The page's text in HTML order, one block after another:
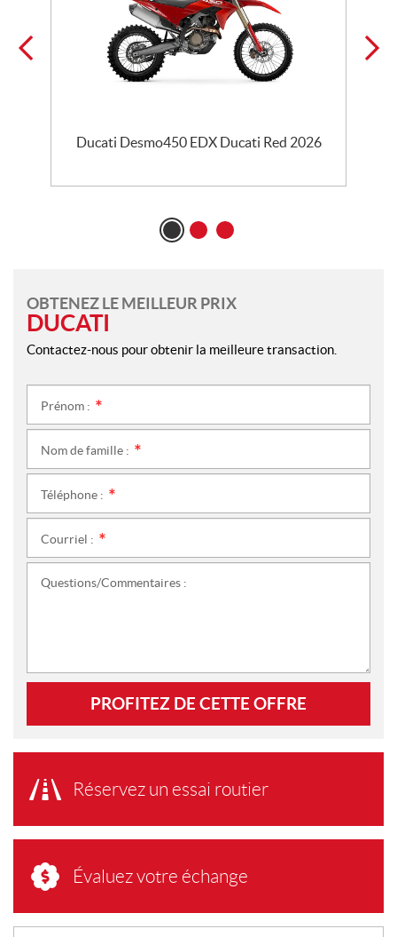
Ducati Desmo450 EDX Ducati Red 2026
OBTENEZ LE MEILLEUR PRIX
DUCATI
Contactez-nous pour obtenir la meilleure transaction.
Prénom :
Nom de famille :
Téléphone :
Courriel :
Questions/Commentaires :
PROFITEZ DE CETTE OFFRE
Réservez un essai routier
Évaluez votre échange